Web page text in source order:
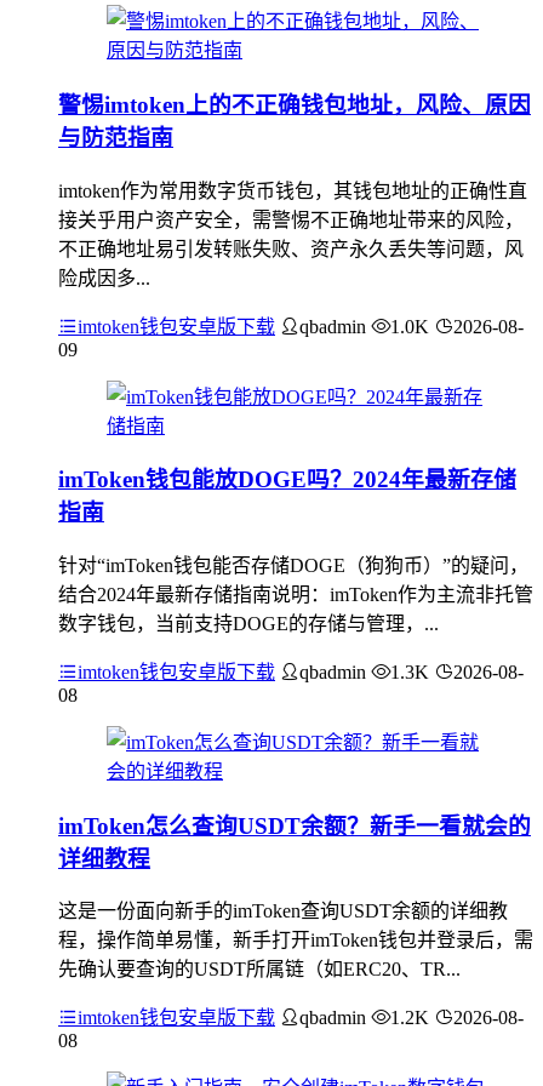
警惕imtoken上的不正确钱包地址，风险、原因
与防范指南
imtoken作为常用数字货币钱包，其钱包地址的正确性直
接关乎用户资产安全，需警惕不正确地址带来的风险，
不正确地址易引发转账失败、资产永久丢失等问题，风
险成因多...
imtoken钱包安卓版下载 qbadmin 1.0K
2026-08-
09
imToken钱包能放DOGE吗？2024年最新存储
指南
针对“imToken钱包能否存储DOGE（狗狗币）”的疑问，
结合2024年最新存储指南说明：imToken作为主流非托管
数字钱包，当前支持DOGE的存储与管理，...
imtoken钱包安卓版下载 qbadmin 1.3K
2026-08-
08
imToken怎么查询USDT余额？新手一看就会的
详细教程
这是一份面向新手的imToken查询USDT余额的详细教
程，操作简单易懂，新手打开imToken钱包并登录后，需
先确认要查询的USDT所属链（如ERC20、TR...
imtoken钱包安卓版下载 qbadmin 1.2K
2026-08-
08